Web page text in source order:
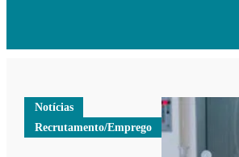
Notícias
Recrutamento/Emprego